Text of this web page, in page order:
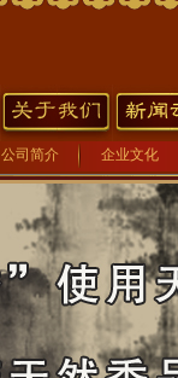
公司简介 企业文化